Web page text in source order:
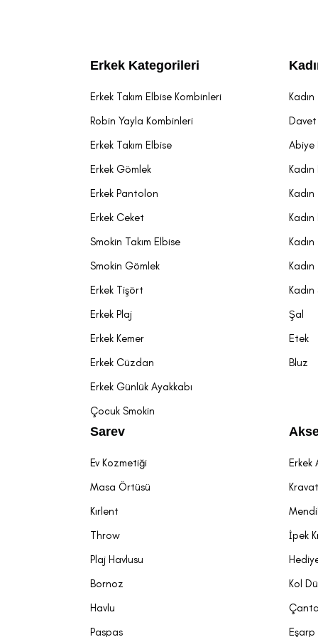
SARAR
da kendini
davet
Ekstra slim
karışımlı
SARAR
Klasik
Modern
mavi,
erkeklere
SARAR
SARAR
siyah ve
Resta
Vücuda tam
derin etkisi
Selig
Keten
blazer ceket
Ely
Vücuda
Erkek Kategorileri
Erkek Takım Elbise Kombinleri
Robin Yayla Kombinleri
Erkek Takım Elbise
Erkek Gömlek
Erkek Pantolon
Erkek Ceket
Smokin Takım Elbise
Smokin Gömlek
Erkek Tişört
Erkek Plaj
Erkek Kemer
Erkek Cüzdan
Erkek Günlük Ayakkabı
Çocuk Smokin
Davet
Abiye
Şal
Etek
Bluz
Sarev
Ev Kozmetiği
Masa Örtüsü
Kırlent
Throw
Plaj Havlusu
Bornoz
Havlu
Paspas
Erkek
Kravat
Mendil
İpek
Kol
Çanta
Eşarp